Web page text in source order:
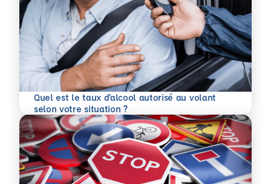
Quel est le taux d’alcool autorisé au volant
selon votre situation ?
En savoir plus